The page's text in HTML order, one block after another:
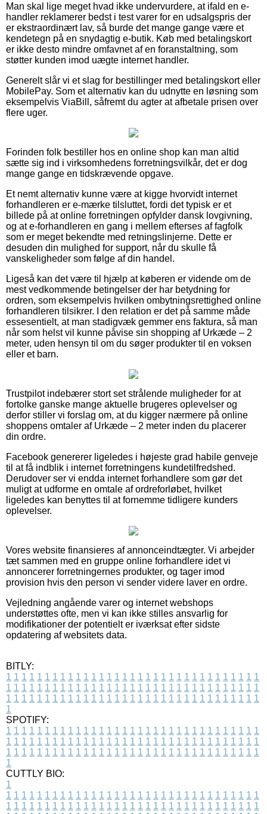
Man skal lige meget hvad ikke undervurdere, at ifald en e-
handler reklamerer bedst i test varer for en udsalgspris der
er ekstraordinært lav, så burde det mange gange være et
kendetegn på en snydagtig e-butik. Køb med betalingskort
er ikke desto mindre omfavnet af en foranstaltning, som
støtter kunden imod uægte internet handler.
Generelt slår vi et slag for bestillinger med betalingskort eller
MobilePay. Som et alternativ kan du udnytte en løsning som
eksempelvis ViaBill, såfremt du agter at afbetale prisen over
flere uger.
Forinden folk bestiller hos en online shop kan man altid
sætte sig ind i virksomhedens forretningsvilkår, det er dog
mange gange en tidskrævende opgave.
Et nemt alternativ kunne være at kigge hvorvidt internet
forhandleren er e-mærke tilsluttet, fordi det typisk er et
billede på at online forretningen opfylder dansk lovgivning,
og at e-forhandleren en gang i mellem efterses af fagfolk
som er meget bekendte med retningslinjerne. Dette er
desuden din mulighed for support, når du skulle få
vanskeligheder som følge af din handel.
Ligeså kan det være til hjælp at køberen er vidende om de
mest vedkommende betingelser der har betydning for
ordren, som eksempelvis hvilken ombytningsrettighed online
forhandleren tilsikrer. I den relation er det på samme måde
essesentielt, at man stadigvæk gemmer ens faktura, så man
når som helst vil kunne påvise sin shopping af Urkæde – 2
meter, uden hensyn til om du søger produkter til en voksen
eller et barn.
Trustpilot indebærer stort set strålende muligheder for at
fortolke ganske mange aktuelle brugeres oplevelser og
derfor stiller vi forslag om, at du kigger nærmere på online
shoppens omtaler af Urkæde – 2 meter inden du placerer
din ordre.
Facebook genererer ligeledes i højeste grad habile genveje
til at få indblik i internet forretningens kundetilfredshed.
Derudover ser vi endda internet forhandlere som gør det
muligt at udforme en omtale af ordreforløbet, hvilket
ligeledes kan benyttes til at fornemme tidligere kunders
oplevelser.
Vores website finansieres af annonceindtægter. Vi arbejder
tæt sammen med en gruppe online forhandlere idet vi
annoncerer forretningernes produkter, og tager imod
provision hvis den person vi sender videre laver en ordre.
Vejledning angående varer og internet webshops
understøttes ofte, men vi kan ikke stilles ansvarlig for
modifikationer der potentielt er iværksat efter sidste
opdatering af websitets data.
BITLY:
1 1 1 1 1 1 1 1 1 1 1 1 1 1 1 1 1 1 1 1 1 1 1 1 1 1 1 1 1 1 1 1 1
1 1 1 1 1 1 1 1 1 1 1 1 1 1 1 1 1 1 1 1 1 1 1 1 1 1 1 1 1 1 1 1 1
1 1 1 1 1 1 1 1 1 1 1 1 1 1 1 1 1 1 1 1 1 1 1 1 1 1 1 1 1 1 1 1 1
1
SPOTIFY:
1 1 1 1 1 1 1 1 1 1 1 1 1 1 1 1 1 1 1 1 1 1 1 1 1 1 1 1 1 1 1 1 1
1 1 1 1 1 1 1 1 1 1 1 1 1 1 1 1 1 1 1 1 1 1 1 1 1 1 1 1 1 1 1 1 1
1 1 1 1 1 1 1 1 1 1 1 1 1 1 1 1 1 1 1 1 1 1 1 1 1 1 1 1 1 1 1 1 1
1
CUTTLY BIO:
1
1 1 1 1 1 1 1 1 1 1 1 1 1 1 1 1 1 1 1 1 1 1 1 1 1 1 1 1 1 1 1 1 1
1 1 1 1 1 1 1 1 1 1 1 1 1 1 1 1 1 1 1 1 1 1 1 1 1 1 1 1 1 1 1 1 1